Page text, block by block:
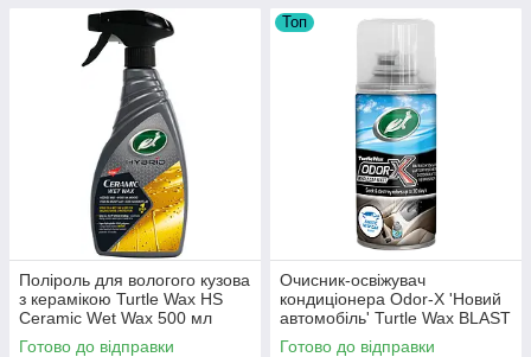
Поліроль для вологого кузова
з керамікою Turtle Wax HS
Ceramic Wet Wax 500 мл
Готово до відправки
Топ
Очисник-освіжувач
кондиціонера Odor-X 'Новий
автомобіль' Turtle Wax BLAST
KINETIC, 100 мл
Готово до відправки